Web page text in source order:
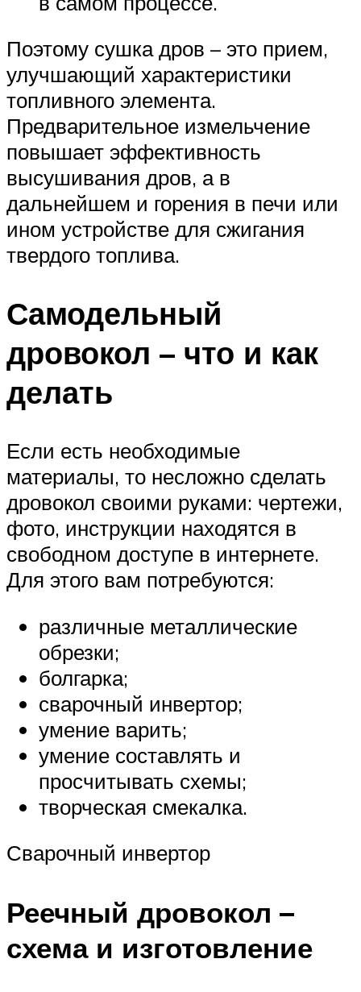
Поэтому сушка дров – это прием,
улучшающий характеристики
топливного элемента.
Предварительное измельчение
повышает эффективность
высушивания дров, а в
дальнейшем и горения в печи или
ином устройстве для сжигания
твердого топлива.
Самодельный
дровокол – что и как
делать
Если есть необходимые
материалы, то несложно сделать
дровокол своими руками: чертежи,
фото, инструкции находятся в
свободном доступе в интернете.
Для этого вам потребуются:
различные металлические
обрезки;
болгарка;
сварочный инвертор;
умение варить;
умение составлять и
просчитывать схемы;
творческая смекалка.
Сварочный инвертор
Реечный дровокол –
схема и изготовление